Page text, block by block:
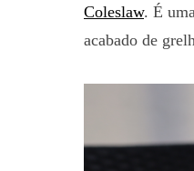
Coleslaw. É
acabado de